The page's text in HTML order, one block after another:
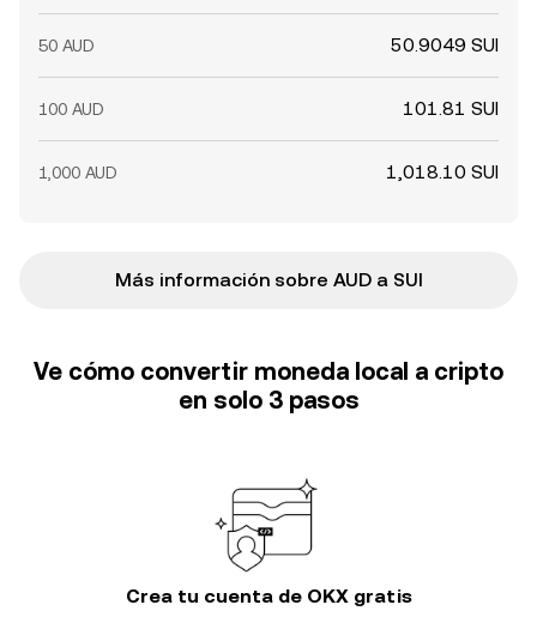
50 AUD 50.9049 SUI
100 AUD 101.81 SUI
1,000 AUD 1,018.10 SUI
Más información sobre AUD a SUI
Ve cómo convertir moneda local a cripto
en solo 3 pasos
Crea tu cuenta de OKX gratis